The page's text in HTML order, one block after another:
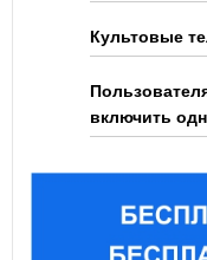
Культовые
включить